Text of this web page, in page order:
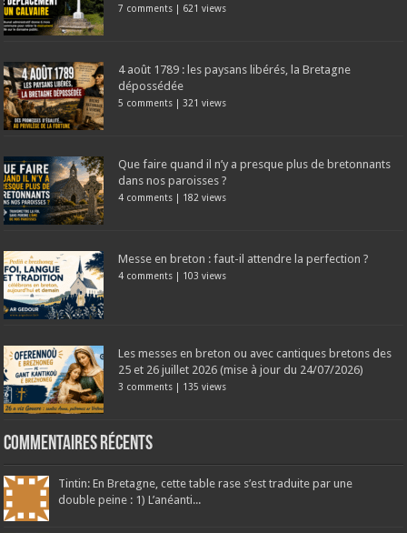
7 comments | 621 views
4 août 1789 : les paysans libérés, la Bretagne
dépossédée
5 comments | 321 views
Que faire quand il n’y a presque plus de bretonnants
dans nos paroisses ?
4 comments | 182 views
Messe en breton : faut-il attendre la perfection ?
4 comments | 103 views
Les messes en breton ou avec cantiques bretons des
25 et 26 juillet 2026 (mise à jour du 24/07/2026)
3 comments | 135 views
Commentaires récents
Tintin: En Bretagne, cette table rase s’est traduite par une
double peine : 1) L’anéanti...